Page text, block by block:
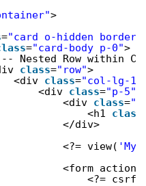
>
="card o-hidden border-
="card-body p-0">
Nested Row within
class="row">
<div class="col-lg-
<div class="p-5"
<div class=
<h1 class
</div>
<?= view(
<form action=
<?=